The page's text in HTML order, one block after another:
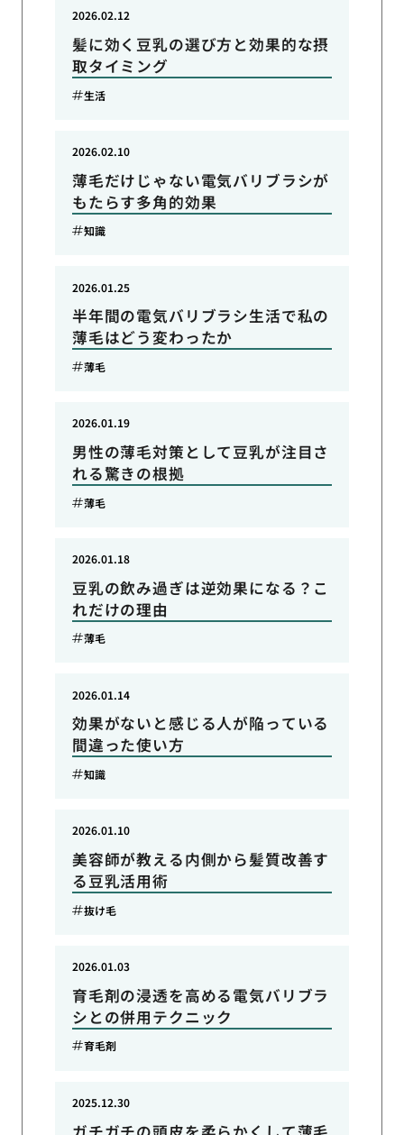
髪に効く豆乳の選び方と効果的な摂
取タイミング
2026.02.12
生活
薄毛だけじゃない電気バリブラシが
もたらす多角的効果
2026.02.10
知識
半年間の電気バリブラシ生活で私の
薄毛はどう変わったか
2026.01.25
薄毛
男性の薄毛対策として豆乳が注目さ
れる驚きの根拠
2026.01.19
薄毛
豆乳の飲み過ぎは逆効果になる？こ
れだけの理由
2026.01.18
薄毛
効果がないと感じる人が陥っている
間違った使い方
2026.01.14
知識
美容師が教える内側から髪質改善す
る豆乳活用術
2026.01.10
抜け毛
育毛剤の浸透を高める電気バリブラ
シとの併用テクニック
2026.01.03
育毛剤
2025.12.30